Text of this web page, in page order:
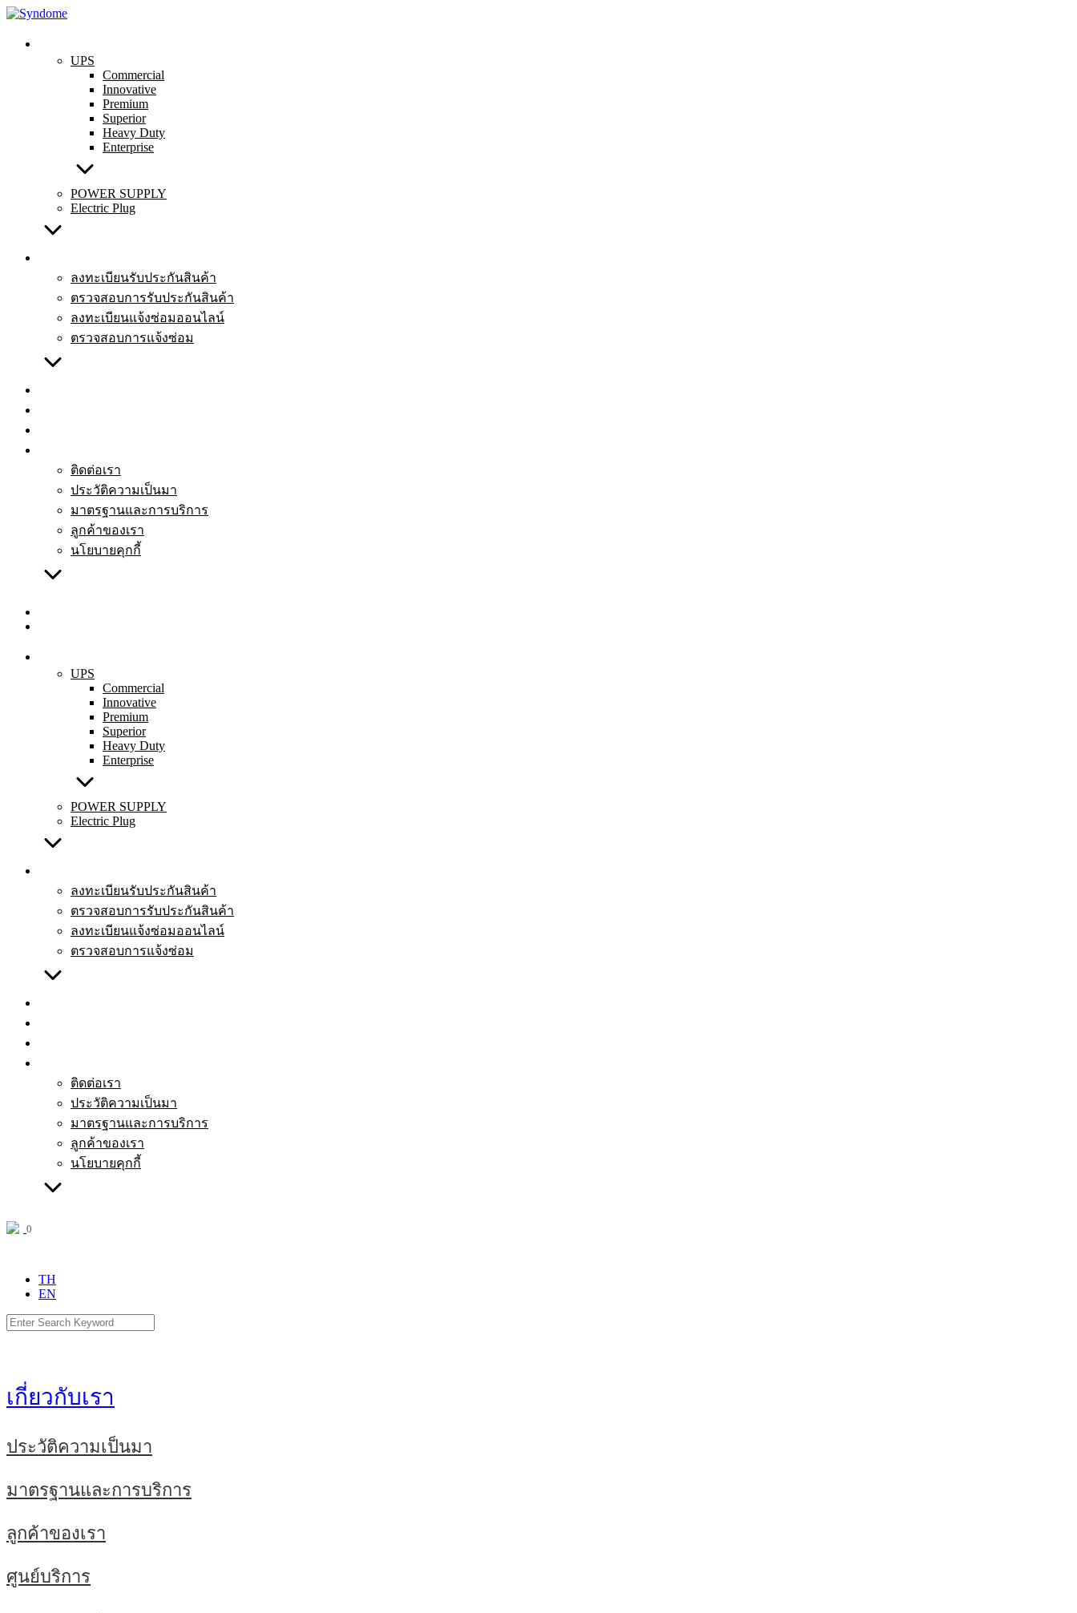
Skip
content
UPS
Commercial
Innovative
Premium
Superior
Heavy Duty
Enterprise
POWER SUPPLY
Electric Plug
ลงทะเบียนรับประกันสินค้า
ตรวจสอบการรับประกันสินค้า
ลงทะเบียนแจ้งซ่อมออนไลน์
ตรวจสอบการแจ้งซ่อม
ติดต่อเรา
ประวัติความเป็นมา
มาตรฐานและการบริการ
ลูกค้าของเรา
นโยบายคุกกี้
UPS
Commercial
Innovative
Premium
Superior
Heavy Duty
Enterprise
POWER SUPPLY
Electric Plug
ลงทะเบียนรับประกันสินค้า
ตรวจสอบการรับประกันสินค้า
ลงทะเบียนแจ้งซ่อมออนไลน์
ตรวจสอบการแจ้งซ่อม
ติดต่อเรา
ประวัติความเป็นมา
มาตรฐานและการบริการ
ลูกค้าของเรา
นโยบายคุกกี้
0
TH
EN
Search
for:
เกี่ยวกับเรา
ประวัติความเป็นมา
มาตรฐานและการบริการ
ลูกค้าของเรา
ศูนย์บริการ